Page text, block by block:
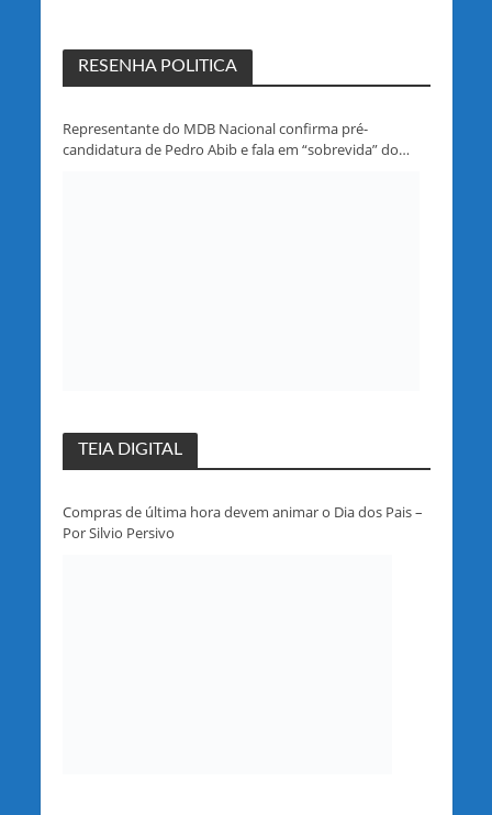
RESENHA POLITICA
Representante do MDB Nacional confirma pré-
candidatura de Pedro Abib e fala em “sobrevida” do
TEIA DIGITAL
Compras de última hora devem animar o Dia dos Pais –
Por Silvio Persivo